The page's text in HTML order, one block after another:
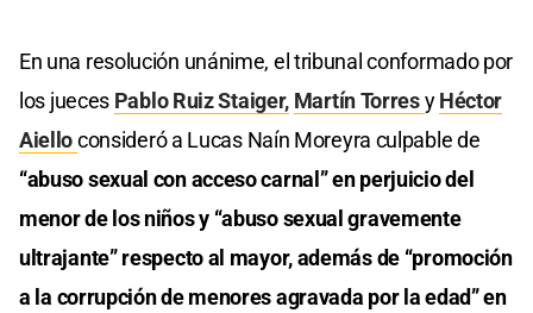
En una resolución unánime, el tribunal conformado por
los jueces Pablo Ruiz Staiger, Martín TorresyHéctor
Aielloconsideró a Lucas Naín Moreyra culpable de
“abuso sexual con acceso carnal” en perjuicio del
menor de los niños y “abuso sexual gravemente
ultrajante” respecto al mayor, además de “promoción
a la corrupción de menores agravada por la edad” en